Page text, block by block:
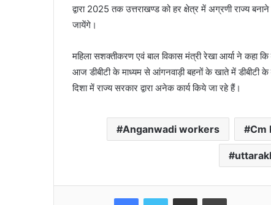
द्वारा 2025 तक उत्तराखण्ड को हर क्षेत्र में अग्रणी राज्य
जायेंगे।
महिला सशक्तीकरण एवं बाल विकास मंत्री रेखा आर्या ने कहा
आज डीबीटी के माध्यम से आंगनवाड़ी बहनों के खाते में डीबीटी
दिशा में राज्य सरकार द्वारा अनेक कार्य किये जा रहे हैं।
Anganwadi workers Cm
FacebookTwitter Share via Email Print